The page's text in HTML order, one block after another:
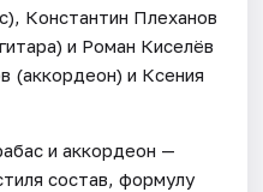
Константин Плеханов
и Роман Киселёв
(аккордеон) и Ксения
и аккордеон —
состав, формулу